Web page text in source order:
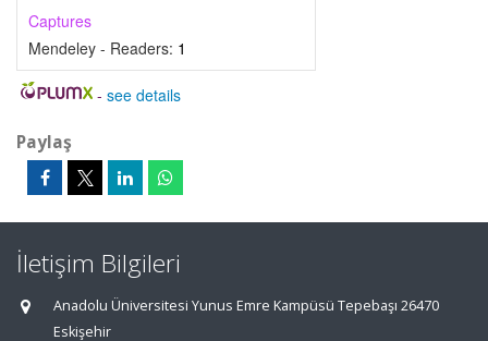
Captures
Mendeley - Readers: 1
- see details
Paylaş
İletişim Bilgileri
Anadolu Üniversitesi Yunus Emre Kampüsü Tepebaşı 26470
Eskişehir